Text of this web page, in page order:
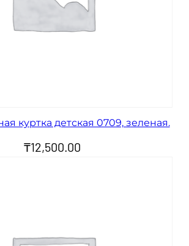
куртка детская 0709, зеленая.
₸12,500.00